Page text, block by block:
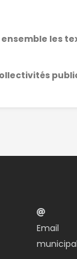
les
Email